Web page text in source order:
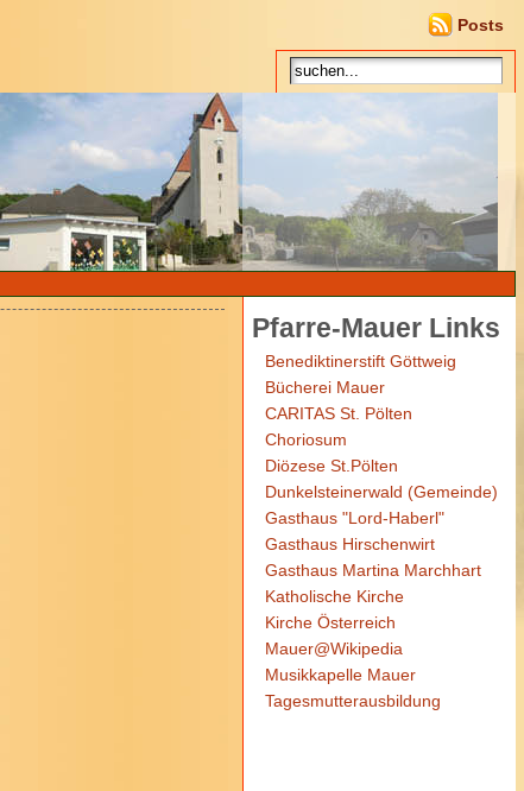
Posts
Pfarre-Mauer Links
Benediktinerstift Göttweig
Bücherei Mauer
CARITAS St. Pölten
Choriosum
Diözese St.Pölten
Dunkelsteinerwald (Gemeinde)
Gasthaus "Lord-Haberl"
Gasthaus Hirschenwirt
Gasthaus Martina Marchhart
Katholische Kirche
Kirche Österreich
Mauer@Wikipedia
Musikkapelle Mauer
Tagesmutterausbildung